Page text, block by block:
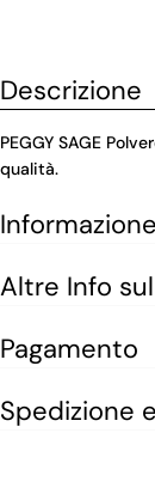
Descrizione
PEGGY SAGE
qualità.
Altre Info
Pagamento
Spedizione